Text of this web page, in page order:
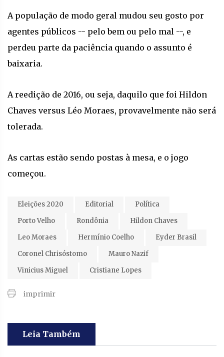
A população de modo geral mudou seu gosto por
agentes públicos -- pelo bem ou pelo mal --, e
perdeu parte da paciência quando o assunto é
baixaria.
A reedição de 2016, ou seja, daquilo que foi Hildon
Chaves versus Léo Moraes, provavelmente não será
tolerada.
As cartas estão sendo postas à mesa, e o jogo
começou.
Eleições 2020 Editorial
Política
Porto Velho
Rondônia
Hildon Chaves
Leo Moraes
Hermínio Coelho
Eyder Brasil
Coronel Chrisóstomo
Mauro Nazif
Vinicius Miguel
Cristiane Lopes
imprimir
Leia Também